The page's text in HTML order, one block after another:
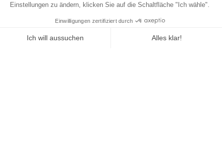
Marken-Saga: Warum Siemens zu den
vertrauenswürdigsten Marken im